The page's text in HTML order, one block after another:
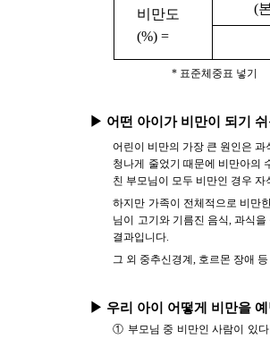
비만도
(%) =
(
* 표준체중표 넣기
▶ 어떤 아이가 비만이 되기
어린이 비만의 가장 큰 원인은
청나게 줄었기 때문에 비만아의
친 부모님이 모두 비만인 경우
하지만 가족이 전체적으로 비만
님이 고기와 기름진 음식, 과식
결과입니다.
그 외 중추신경계, 호르몬 장애
▶ 우리 아이 어떻게 비만을
① 부모님 중 비만인 사람이 있다